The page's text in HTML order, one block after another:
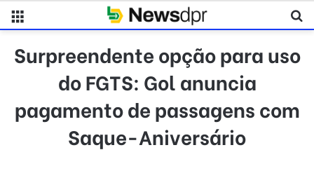
Surpreendente opção para uso
do FGTS: Gol anuncia
pagamento de passagens com
Saque-Aniversário